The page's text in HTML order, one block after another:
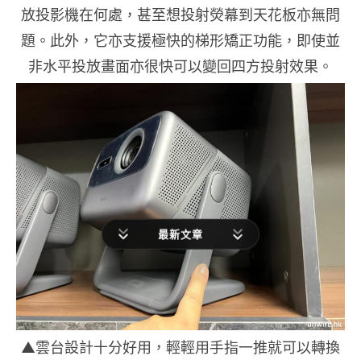
放投影機在何處，甚至想投射熒幕到天花板亦無問
題。此外，它亦支援極快的梯形矯正功能，即使並
非水平投放畫面亦很快可以變回四方投射效果。
▲雲台設計十分好用，輕輕用手指一推就可以轉換
最新文章